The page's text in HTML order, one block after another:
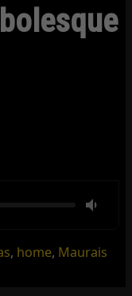
, home, Maurais